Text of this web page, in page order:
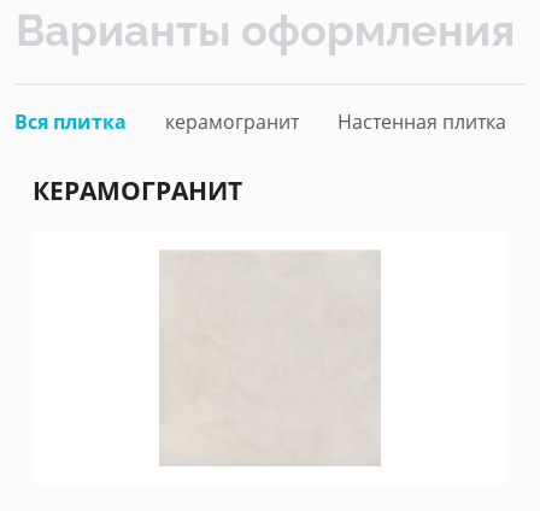
Варианты оформления
Вся плитка керамогранит Настенная плитка
КЕРАМОГРАНИТ